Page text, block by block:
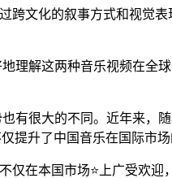
跨文化的叙事方式和视觉
理解这两种音乐视频在
有很大的不同。近年来
提升了中国音乐在国际市
仅在本国市场⭐上广受欢